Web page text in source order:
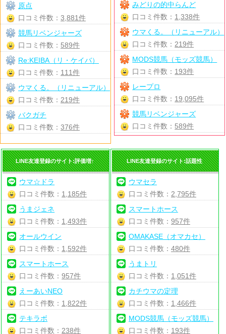
みどりの的中らんど
口コミ件数： 1,338件
ウマくる。（リニューアル）
口コミ件数： 219件
MODS競馬（モッズ競馬）
口コミ件数： 193件
レープロ
口コミ件数： 19,095件
競馬リベンジャーズ
口コミ件数： 589件
原点
口コミ件数： 3,881件
競馬リベンジャーズ
口コミ件数： 589件
Re:KEIBA（リ・ケイバ）
口コミ件数： 111件
ウマくる。（リニューアル）
口コミ件数： 219件
バクガチ
口コミ件数： 376件
LINE友達登録のサイト:評価増↑
ウマ☆ドラ
口コミ件数： 1,185件
うまジェネ
口コミ件数： 1,493件
オールウイン
口コミ件数： 1,592件
スマートホース
口コミ件数：957件
えーあいNEO
口コミ件数： 1,822件
テキラボ
口コミ件数： 238件
LINE友達登録のサイト:話題性
ウマセラ
口コミ件数： 2,795件
スマートホース
口コミ件数： 957件
OMAKASE（オマカセ）
口コミ件数： 480件
うまトリ
口コミ件数： 1,051件
カチウマの定理
口コミ件数： 1,466件
MODS競馬（モッズ競馬）
口コミ件数： 193件